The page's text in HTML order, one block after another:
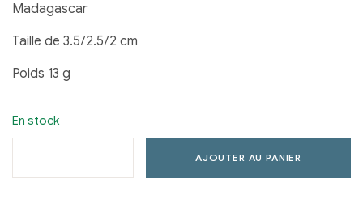
Madagascar
Taille de 3.5/2.5/2 cm
Poids 13 g
En stock
AJOUTER AU PANIER